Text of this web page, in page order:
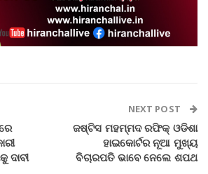
ଦାବୀ
NEXT POST
ଜଷ୍ଟିସ ମହମ୍ମଦ ରଫିକ୍ ଓଡିଶା
ହାଇକୋର୍ଟର ନୂଆ ମୁଖ୍ୟ
ବିଚାରପତି ଭାବେ ନେଲେ ଶପଥ